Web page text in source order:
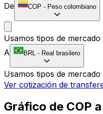
De
COP - Peso colombiano
Usamos tipos de mercado
A
BRL - Real brasilero
Usamos tipos de mercado
Ver cotización de
Gráfico de COP